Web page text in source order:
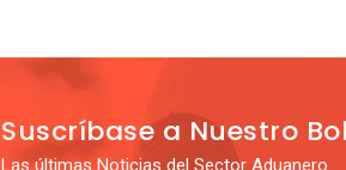
Suscríbase a Nuestro
Las últimas Noticias del Sector Aduanero